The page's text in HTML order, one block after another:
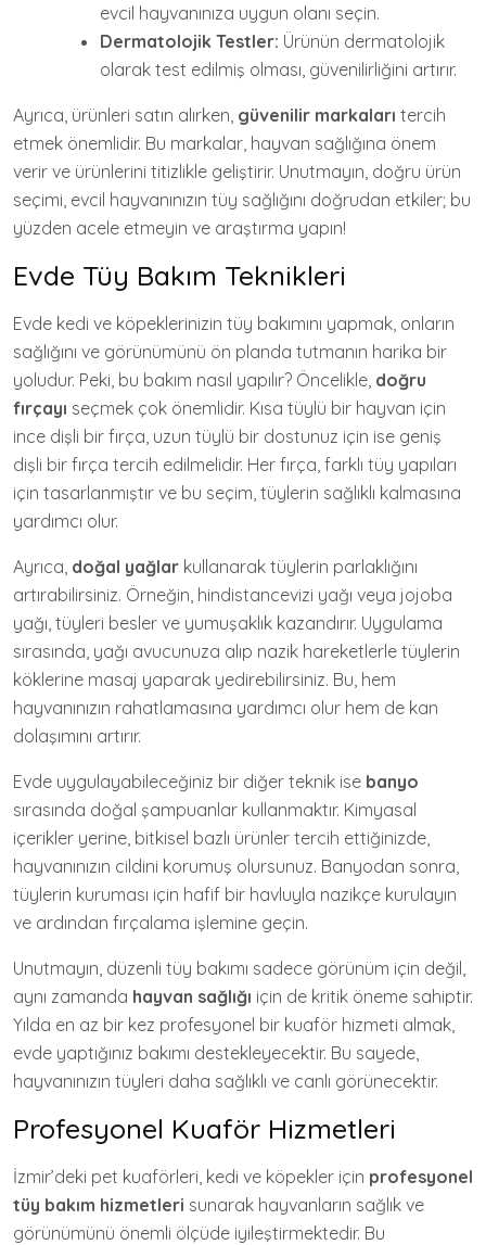
evcil hayvanınıza uygun olanı seçin.
Dermatolojik Testler: Ürünün dermatolojik
olarak test edilmiş olması, güvenilirliğini artırır.
Ayrıca, ürünleri satın alırken, güvenilir markaları tercih
etmek önemlidir. Bu markalar, hayvan sağlığına önem
verir ve ürünlerini titizlikle geliştirir. Unutmayın, doğru ürün
seçimi, evcil hayvanınızın tüy sağlığını doğrudan etkiler; bu
yüzden acele etmeyin ve araştırma yapın!
Evde Tüy Bakım Teknikleri
Evde kedi ve köpeklerinizin tüy bakımını yapmak, onların
sağlığını ve görünümünü ön planda tutmanın harika bir
yoludur. Peki, bu bakım nasıl yapılır? Öncelikle, doğru
fırçayı seçmek çok önemlidir. Kısa tüylü bir hayvan için
ince dişli bir fırça, uzun tüylü bir dostunuz için ise geniş
dişli bir fırça tercih edilmelidir. Her fırça, farklı tüy yapıları
için tasarlanmıştır ve bu seçim, tüylerin sağlıklı kalmasına
yardımcı olur.
Ayrıca, doğal yağlar kullanarak tüylerin parlaklığını
artırabilirsiniz. Örneğin, hindistancevizi yağı veya jojoba
yağı, tüyleri besler ve yumuşaklık kazandırır. Uygulama
sırasında, yağı avucunuza alıp nazik hareketlerle tüylerin
köklerine masaj yaparak yedirebilirsiniz. Bu, hem
hayvanınızın rahatlamasına yardımcı olur hem de kan
dolaşımını artırır.
Evde uygulayabileceğiniz bir diğer teknik ise banyo
sırasında doğal şampuanlar kullanmaktır. Kimyasal
içerikler yerine, bitkisel bazlı ürünler tercih ettiğinizde,
hayvanınızın cildini korumuş olursunuz. Banyodan sonra,
tüylerin kuruması için hafif bir havluyla nazikçe kurulayın
ve ardından fırçalama işlemine geçin.
Unutmayın, düzenli tüy bakımı sadece görünüm için değil,
aynı zamanda hayvan sağlığı için de kritik öneme sahiptir.
Yılda en az bir kez profesyonel bir kuaför hizmeti almak,
evde yaptığınız bakımı destekleyecektir. Bu sayede,
hayvanınızın tüyleri daha sağlıklı ve canlı görünecektir.
Profesyonel Kuaför Hizmetleri
İzmir’deki pet kuaförleri, kedi ve köpekler için profesyonel
tüy bakım hizmetleri sunarak hayvanların sağlık ve
görünümünü önemli ölçüde iyileştirmektedir. Bu